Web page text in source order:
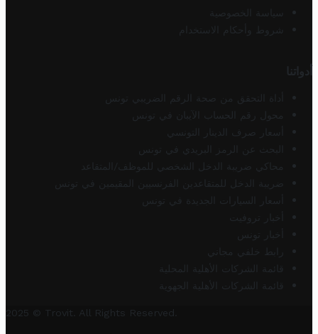
سياسة الخصوصية
شروط وأحكام الاستخدام
أدواتنا
أداة التحقق من صحة الرقم الضريبي تونس
محول رقم الحساب الآيبان في تونس
أسعار صرف الدينار التونسي
البحث عن الرمز البريدي في تونس
محاكي ضريبة الدخل الشخصي للموظف/المتقاعد
ضريبة الدخل للمتقاعدين الفرنسيين المقيمين في تونس
أسعار السيارات الجديدة في تونس
أخبار تروفيت
أخبار تونس
رابط خلفي مجاني
قائمة الشركات الأهلية المحلية
قائمة الشركات الأهلية الجهوية
2025 © Trovit. All Rights Reserved.